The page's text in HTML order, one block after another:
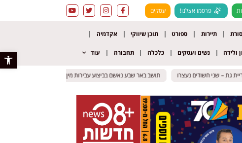
פתח
פרסמו אצלנו! עסקים
תיירות ספורט תוכן שיווקי אקדמיה
ולידה נשים ועסקים כלכלה תחבורה עוד
– שני חשודים נעצרו
– שני חשודים נעצרו תושב באר שבע נאשם בביצוע עבירות מין בקרובת משפחתו בת ה – 10
תושב באר שבע נאשם בביצוע עבירות מין בקרובת משפחתו בת ה – 10